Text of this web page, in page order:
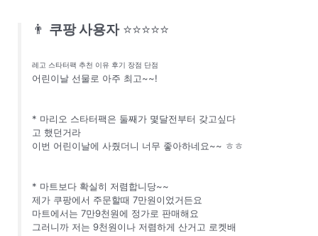
👨 쿠팡 사용자 ⭐⭐⭐⭐⭐
레고 스타터팩 추천 이유 후기 장점 단점
어린이날 선물로 아주 최고~~!
* 마리오 스타터팩은 둘째가 몇달전부터 갖고싶다
고 했던거라
이번 어린이날에 사줬더니 너무 좋아하네요~~ ㅎㅎ
* 마트보다 확실히 저렴합니당~~
제가 쿠팡에서 주문할때 7만원이었거든요
마트에서는 7만9천원에 정가로 판매해요
그러니까 저는 9천원이나 저렴하게 산거고 로켓배